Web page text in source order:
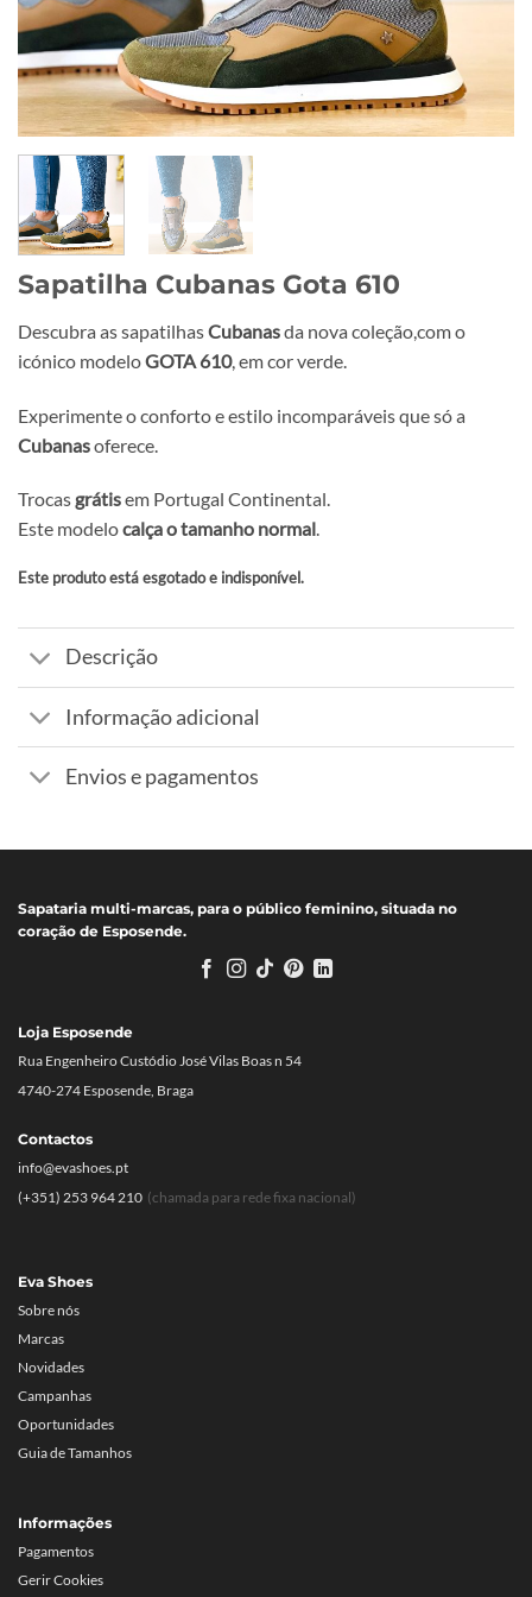
Sapatilha Cubanas Gota 610
Descubra as sapatilhasCubanasda nova coleção,com o
icónico modeloGOTA 610, em cor verde.
Experimente o conforto e estilo incomparáveis que só a
Cubanasoferece.
Trocas grátisem Portugal Continental.
Este modelocalça o tamanho normal.
Este produto está esgotado e indisponível.
Alternative:
Descrição
Informação adicional
Envios e pagamentos
Sapataria multi-marcas, para o público feminino, situada no
coração de Esposende.
Eva Shoes
Sobre nós
Marcas
Novidades
Campanhas
Oportunidades
Guia de Tamanhos
Informações
Pagamentos
Gerir Cookies
Loja Esposende
Rua Engenheiro Custódio José Vilas Boas n 54
4740-274 Esposende, Braga
Contactos
info@evashoes.pt
(+351) 253 964 210 (chamada para rede fixa nacional)